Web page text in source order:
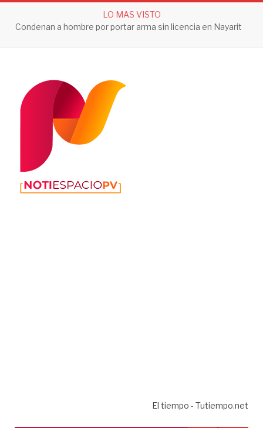
LO MAS VISTO
Condenan a hombre por portar arma sin licencia en Nayarit
El tiempo - Tutiempo.net